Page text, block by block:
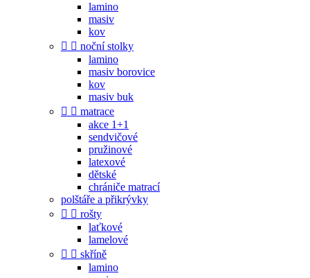
lamino
masiv
kov
  noční stolky
lamino
masiv borovice
kov
masiv buk
  matrace
akce 1+1
sendvičové
pružinové
latexové
dětské
chrániče matrací
polštáře a přikrývky
  rošty
laťkové
lamelové
  skříně
lamino